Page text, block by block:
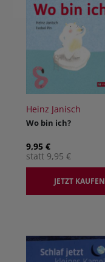
Heinz Janisch
Wo bin ich?
9,95 €
statt 9,95 €
JETZT KAUFEN